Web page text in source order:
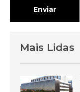
Enviar
Mais Lidas